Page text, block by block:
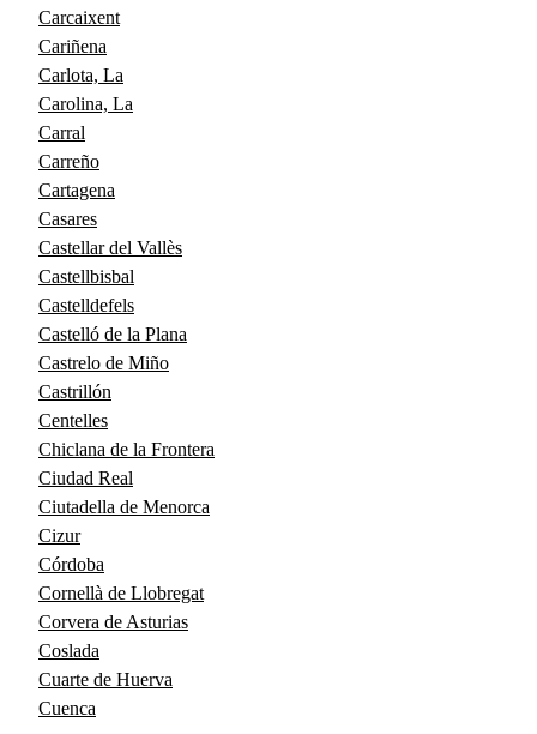
Carcaixent
Cariñena
Carlota, La
Carolina, La
Carral
Carreño
Cartagena
Casares
Castellar del Vallès
Castellbisbal
Castelldefels
Castelló de la Plana
Castrelo de Miño
Castrillón
Centelles
Chiclana de la Frontera
Ciudad Real
Ciutadella de Menorca
Cizur
Córdoba
Cornellà de Llobregat
Corvera de Asturias
Coslada
Cuarte de Huerva
Cuenca